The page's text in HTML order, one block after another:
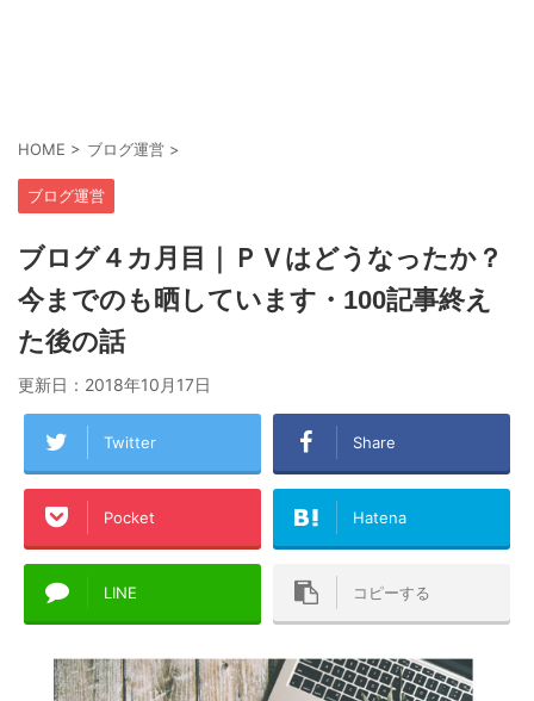
HOME > ブログ運営 >
ブログ運営
ブログ４カ月目｜ＰＶはどうなったか？
今までのも晒しています・100記事終え
た後の話
更新日： 2018年10月17日
Twitter Share
Pocket Hatena
LINE コピーする